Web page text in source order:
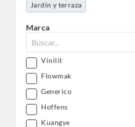
Jardín y terraza
Marca
Vinilit
Flowmak
Generico
Hoffens
Kuangye